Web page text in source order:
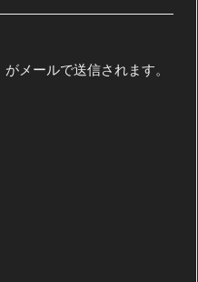
メールで送信されます。